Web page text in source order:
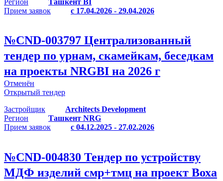
Прием заявок
с 17.04.2026 - 29.04.2026
№CND-003797 Централизованный
тендер по урнам, скамейкам, беседкам
на проекты NRGBI на 2026 г
Отменён
Открытый тендер
Застройщик
Architects Development
Регион
Ташкент NRG
Прием заявок
с 04.12.2025 - 27.02.2026
№CND-004830 Тендер по устройству
МДФ изделий смр+тмц на проект Воха